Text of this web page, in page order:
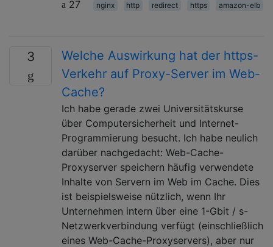
27
nginx http redirect https amazon-elb
3
Welche Auswirkung hat der https-
Verkehr auf Proxy-Server im Web-
Cache?
Ich habe gerade zwei Universitätskurse
über Computersicherheit und Internet-
Programmierung besucht. Ich habe neulich
darüber nachgedacht: Web-Cache-
Proxyserver speichern häufig verwendete
Inhalte von Servern im Web im Cache. Dies
ist beispielsweise nützlich, wenn Ihr
Unternehmen intern über eine 1-Gbit / s-
Netzwerkverbindung verfügt (einschließlich
eines Web-Cache-Proxyservers), aber nur